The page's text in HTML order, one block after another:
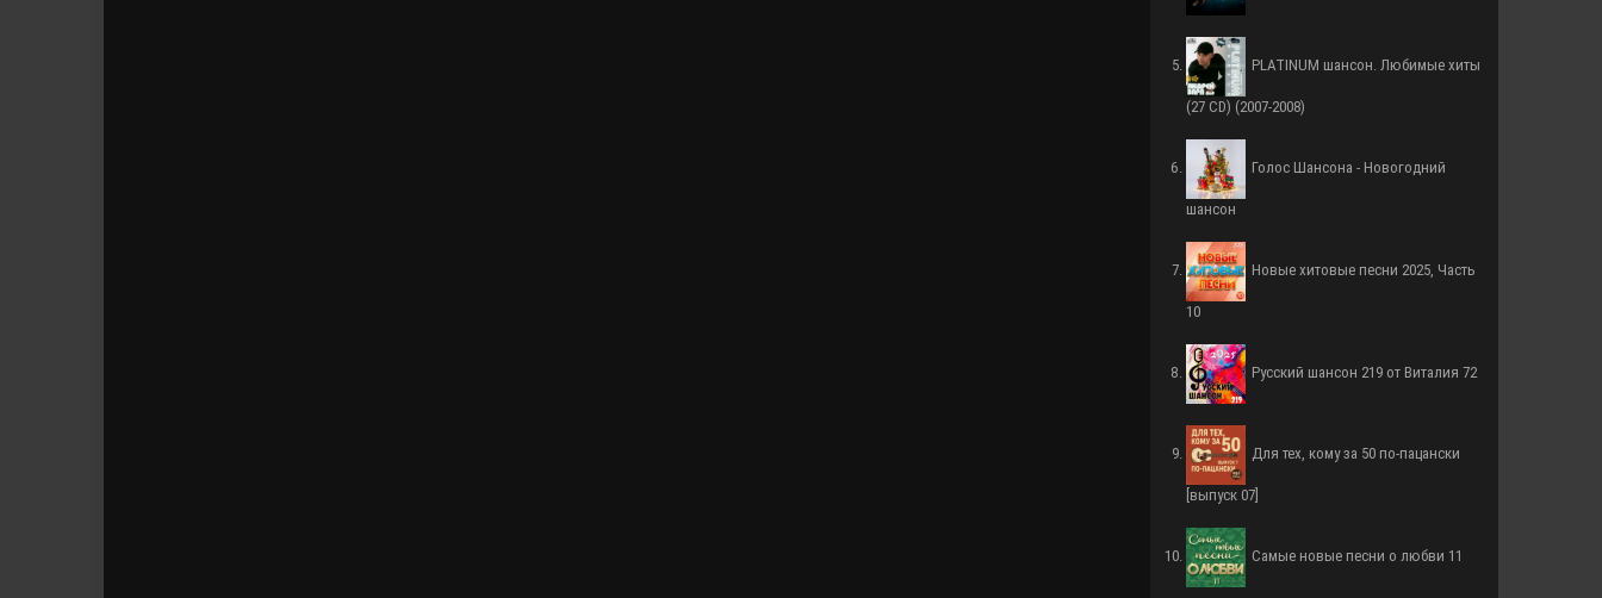
PLATINUM шансон. Любимые хиты
(27 СD) (2007-2008)
Голос Шансона - Новогодний
шансон
Новые хитовые песни 2025, Часть
10
Русский шансон 219 от Виталия 72
Для тех, кому за 50 по-пацански
[выпуск 07]
Самые новые песни о любви 11